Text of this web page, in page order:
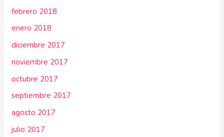
febrero 2018
enero 2018
diciembre 2017
noviembre 2017
octubre 2017
septiembre 2017
agosto 2017
julio 2017